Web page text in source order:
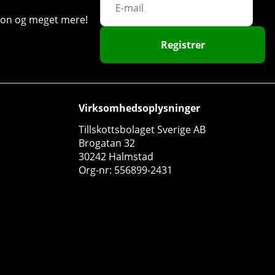
og meget mere!
Registrer
Virksomhedsoplysninger
Tillskottsbolaget Sverige AB
Brogatan 32
30242 Halmstad
Org-nr: 556899-2431